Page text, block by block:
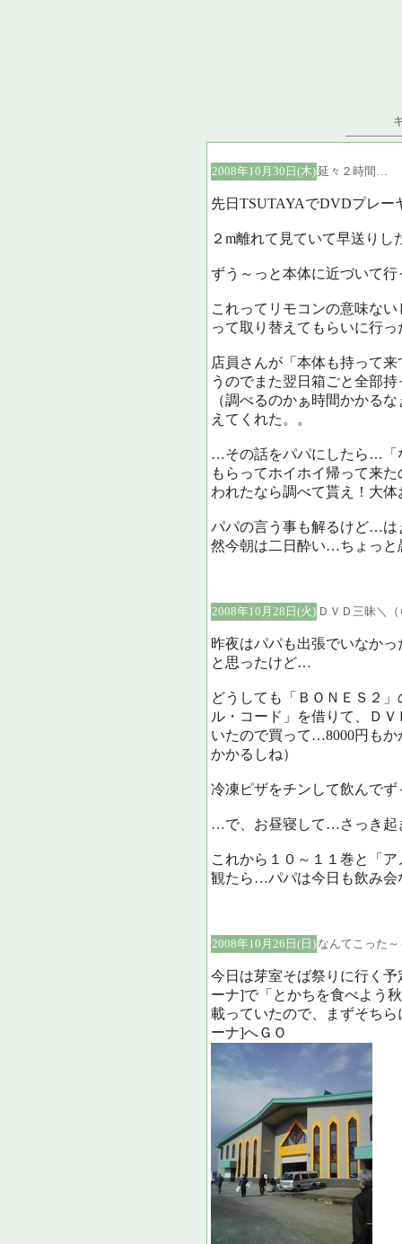
2008年10月30日(木)延々２時間…
先日TSUTAYAでDVDプレ
２m離れて見ていて早送り
ずう～っと本体に近づいて
これってリモコンの意味な
って取り替えてもらいに行っ
店員さんが「本体も持って
うのでまた翌日箱ごと全部
（調べるのかぁ時間かかる
えてくれた。。
…その話をパパにしたら…「
もらってホイホイ帰って来
われたなら調べて貰え！大
パパの言う事も解るけど…は
然今朝は二日酔い…ちょっと
2008年10月28日(火) ＤＶＤ三昧＼
昨夜はパパも出張でいなか
と思ったけど…
どうしても「ＢＯＮＥＳ２
ル・コード」を借りて、Ｄ
いたので買って…8000円も
かかるしね）
冷凍ピザをチンして飲んで
…で、お昼寝して…さっき起
これから１０～１１巻と「
観たら…パパは今日も飲み会
2008年10月26日(日) なんてこった
今日は芽室そば祭りに行く
ーナ]で「とかちを食べよう
載っていたので、まずそち
ーナ]へＧＯ